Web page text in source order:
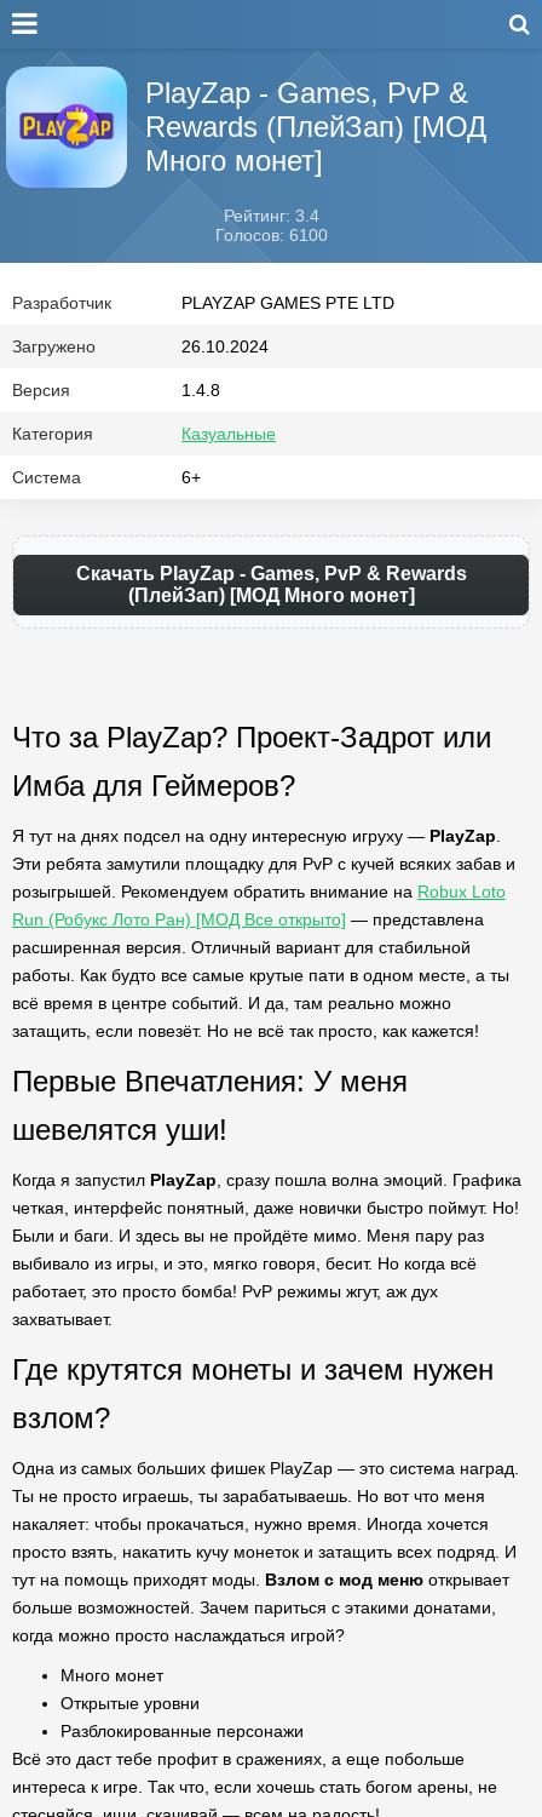
PlayZap - Games, PvP &
Rewards (ПлейЗап) [МОД
Много монет]
Рейтинг: 3.4
Голосов: 6100
Разработчик PLAYZAP GAMES PTE LTD
Загружено 26.10.2024
Версия 1.4.8
Категория Казуальные
Система 6+
Скачать PlayZap - Games, PvP & Rewards
(ПлейЗап) [МОД Много монет]
Что за PlayZap? Проект-Задрот или
Имба для Геймеров?
Я тут на днях подсел на одну интересную игруху — PlayZap
Эти ребята замутили площадку для PvP с кучей всяких забав и
розыгрышей. Рекомендуем обратить внимание на Robux Loto
Run (Робукс Лото Ран) [МОД Все открыто] — представлена
расширенная версия. Отличный вариант для стабильной
работы. Как будто все самые крутые пати в одном месте, а ты
всё время в центре событий. И да, там реально можно
затащить, если повезёт. Но не всё так просто, как кажется!
Первые Впечатления: У меня
шевелятся уши!
Когда я запустил PlayZap , сразу пошла волна эмоций. Графика
четкая, интерфейс понятный, даже новички быстро поймут. Но!
Были и баги. И здесь вы не пройдёте мимо. Меня пару раз
выбивало из игры, и это, мягко говоря, бесит. Но когда всё
работает, это просто бомба! PvP режимы жгут, аж дух
захватывает.
Где крутятся монеты и зачем нужен
взлом?
Одна из самых больших фишек PlayZap — это система наград.
Ты не просто играешь, ты зарабатываешь. Но вот что меня
накаляет: чтобы прокачаться, нужно время. Иногда хочется
просто взять, накатить кучу монеток и затащить всех подряд. И
тут на помощь приходят моды. Взлом с мод меню открывает
больше возможностей. Зачем париться с этакими донатами,
когда можно просто наслаждаться игрой?
Много монет
Открытые уровни
Разблокированные персонажи
Всё это даст тебе профит в сражениях, а еще побольше
интереса к игре. Так что, если хочешь стать богом арены, не